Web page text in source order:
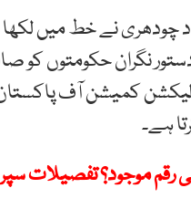
چودھری نے خط میں
نگران حکومتوں کو
کمیشن آف پاکستان
ہے۔
موجود؟ تفصیلات